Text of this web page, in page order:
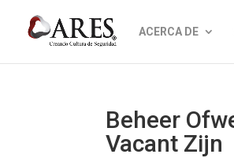
ACERCA DE
Beheer
Vacant Zijn